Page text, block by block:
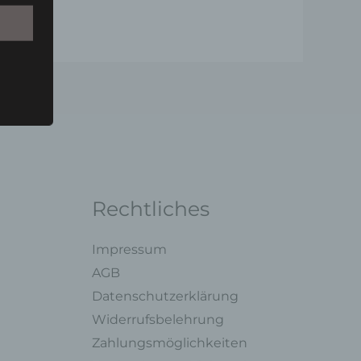
Rechtliches
Impressum
AGB
Datenschutzerklärung
Widerrufsbelehrung
Zahlungsmöglichkeiten
mit